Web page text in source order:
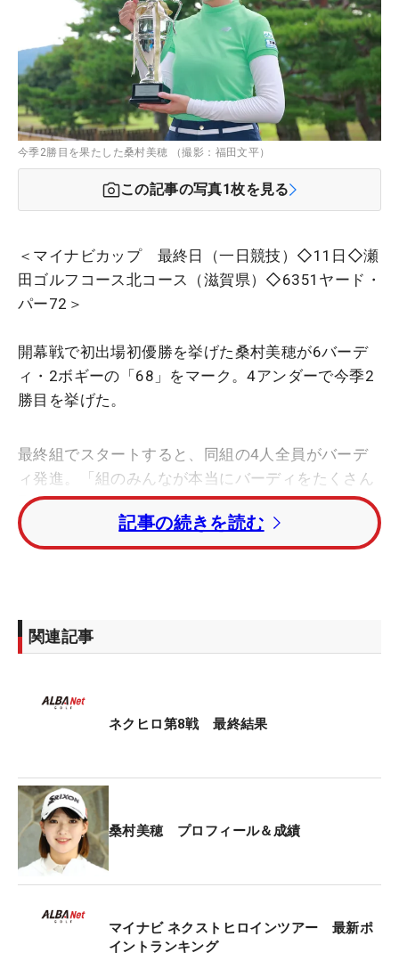
今季2勝目を果たした桑村美穂 （撮影：福田文平）
この記事の写真1枚を見る
＜マイナビカップ 最終日（一日競技）◇11日◇瀬
田ゴルフコース北コース（滋賀県）◇6351ヤード・
パー72＞
開幕戦で初出場初優勝を挙げた桑村美穂が6バーデ
ィ・2ボギーの「68」をマーク。4アンダーで今季2
勝目を挙げた。
最終組でスタートすると、同組の4人全員がバーデ
ィ発進。「組のみんなが本当にバーディをたくさん
取るので、私もそこについていこうと思った」と出
だしから4連続バーディを奪うロケットスタートを
決めた。
ーパットを外してボギー。それでも直後の11番で取
り返し、2位と2打差で最終18番を迎えた。最後は約
悔しい締めくくりだったが、2戦連続Vを狙った相場
彩那に1打差で競り勝った。
「（最近は）短めのパットで力が入りやすくなって
しまっていて、『やっちゃったな』という感じでし
た。今までこんなに悔しい優勝はなかった」と苦笑
い。納得のいく締めくくりではなかったが、それで
も冴え渡ったショットが勝利を引き寄せた。
桑村は埼玉県出身の20歳。176cmの恵まれた体から
記事の続きを読む
関連記事
ネクヒロ第8戦 最終結果
桑村美穂 プロフィール＆成績
マイナビ ネクストヒロインツアー 最新ポ
イントランキング